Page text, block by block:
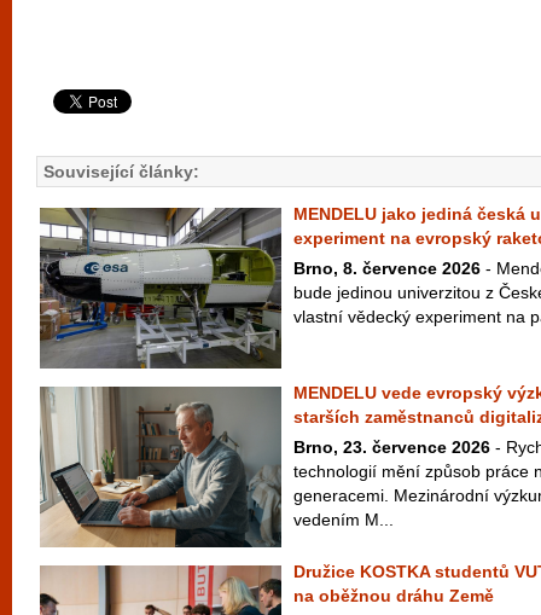
Související články:
MENDELU jako jediná česká
experiment na evropský
Brno, 8. července 2026 -
bude jedinou univerzitou z
vlastní vědecký experiment na
MENDELU vede evropský
starších zaměstnanců
Brno, 23. července 2026 -
technologií mění způsob práce
generacemi. Mezinárodní
vedením M...
Družice KOSTKA studentů
na oběžnou dráhu Země